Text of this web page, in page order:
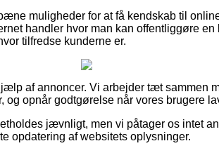
muligheder for at få kendskab til
handler hvor man kan offentliggøre
tilfredse kunderne er.
af annoncer. Vi arbejder tæt sammen
og opnår godtgørelse når vores brugere
jævnligt, men vi påtager os intet
opdatering af websitets oplysninger.